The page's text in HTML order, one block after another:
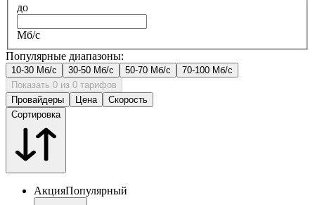
до
Мб/с
Популярные диапазоны:
10-30 Мб/с 30-50 Мб/с 50-70 Мб/с
70-100 Мб/с
Показать 0 из 0 тарифов
Провайдеры
Цена
Скорость
Сортировка
АкцияПопулярный